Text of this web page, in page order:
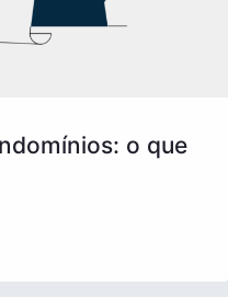
o que